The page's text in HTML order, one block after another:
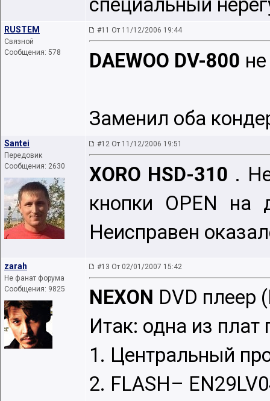
специальный
RUSTEM
Связной
Сообщения: 578
#11 От 11/12/2006 19:44
DAEWOO DV-800
Заменил оба
Santei
Передовик
Сообщения: 2630
#12 От 11/12/2006 19:51
XORO HSD-310 .
кнопки OPEN на
Неисправен
zarah
Не фанат форума
Сообщения: 9825
#13 От 02/01/2007 15:42
NEXON DVD плеер
Итак: одна из
1. Центральный
2. FLASH–